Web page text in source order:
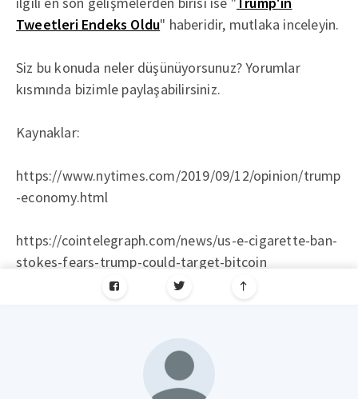
Tweetleri Endeks Oldu" haberidir, mutlaka inceleyin.
Siz bu konuda neler düşünüyorsunuz? Yorumlar
kısmında bizimle paylaşabilirsiniz.
Kaynaklar:
https://www.nytimes.com/2019/09/12/opinion/trump
-economy.html
https://cointelegraph.com/news/us-e-cigarette-ban-
stokes-fears-trump-could-target-bitcoin